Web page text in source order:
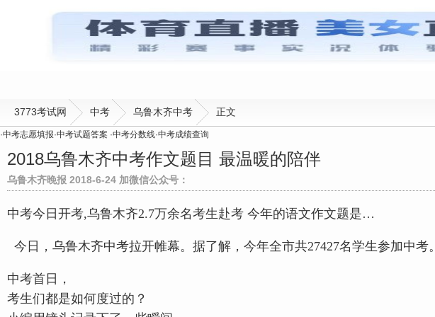
3773考试网 中考 乌鲁木齐中考 正文
·中考志愿填报·中考试题答案 ·中考分数线·中考成绩查询
2018乌鲁木齐中考作文题目 最温暖的陪伴
乌鲁木齐晚报 2018-6-24 加微信公众号：
中考今日开考,乌鲁木齐2.7万余名考生赴考 今年的语文作文题是…
今日，乌鲁木齐中考拉开帷幕。据了解，今年全市共27427名学生参加中考。
中考首日，
考生们都是如何度过的？